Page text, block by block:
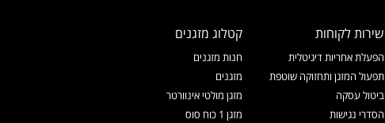
שירות לקוחות
הפעלת אחריות דיגיטלית
תפעול המזגן ותחזוקה שוטפת
ביטול עסקה
הסדרי נגישות
קטלוג מזגנים
חנות מזגנים
מזגנים
מזגן מולטי אינוורטר
מזגן 1 כוח סוס